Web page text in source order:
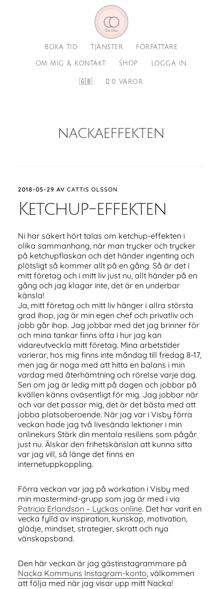
BOKA TID TJÄNSTER FÖRFATTARE
OM MIG & KONTAKT SHOP LOGGA IN
🇬🇧 0 VAROR
nackaeffekten
2018-05-29 AV CATTIS OLSSON
Ketchup-effekten
Ni har säkert hört talas om ketchup-effekten i
olika sammanhang, när man trycker och trycker
på ketchupflaskan och det händer ingenting och
plötsligt så kommer allt på en gång. Så är det i
mitt företag och i mitt liv just nu, allt händer på en
gång och jag klagar inte, det är en underbar
känsla!
Ja, mitt företag och mitt liv hänger i allra största
grad ihop, jag är min egen chef och privatliv och
jobb går ihop. Jag jobbar med det jag brinner för
och mina tankar finns ofta i hur jag kan
vidareutveckla mitt företag. Mina arbetstider
varierar, hos mig finns inte måndag till fredag 8-17,
men jag är noga med att hitta en balans i min
vardag med återhämtning och rörelse varje dag.
Sen om jag är ledig mitt på dagen och jobbar på
kvällen känns oväsentligt för mig. Jag jobbar när
och var det passar mig, det är det bästa med att
jobba platsoberoende. När jag var i Visby förra
veckan hade jag två livesända lektioner i min
onlinekurs Stärk din mentala resiliens som pågår
just nu. Älskar den frihetskänslan att kunna sitta
var jag vill, så länge det finns en
internetuppkoppling.
Förra veckan var jag på workation i Visby med
min mastermind-grupp som jag är med i via
Patricia Erlandson – Lyckas online. Det har varit en
vecka fylld av inspiration, kunskap, motivation,
glädje, mindset, strategier, skratt och nya
vänskapsband.
Den här veckan är jag gästinstagrammare på
Nacka Kommuns Instagram-konto, välkommen
att följa med när jag visar upp mitt Nacka!